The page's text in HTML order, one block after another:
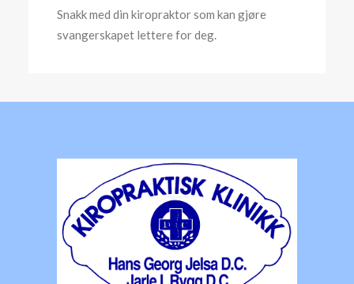
Snakk med din kiropraktor som kan gjøre
svangerskapet lettere for deg.